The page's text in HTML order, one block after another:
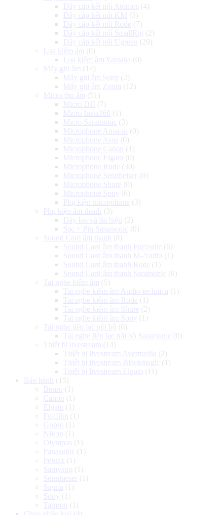
Dây cáp kết nối Atomos (4)
Dây cáp kết nối KM (3)
Dây cáp kết nối Rode (7)
Dây cáp kết nối SmallRig (2)
Dây cáp kết nối Ugreen
(29)
Loa kiểm âm (0)
Loa kiểm âm Yamaha (0)
Máy ghi âm (14)
Máy ghi âm Sony (2)
Máy ghi âm Zoom (12)
Micro thu âm (51)
Micro DJI (7)
Micro Insta360 (1)
Micro Saramonic (3)
Microphone Amaran
(0)
Microphone Asus (0)
Microphone Canon
(1)
Microphone Elgato (0)
Microphone Rode (30)
Microphone Sennheiser
(0)
Microphone Shure (0)
Microphone Sony (6)
Phụ kiện microphone (3)
Phụ kiện âm thanh
(3)
Dây loa và tín hiệu
(2)
Sạc + Pin Saramonic (0)
Sound Card âm thanh
(8)
Sound Card âm thanh Focusrite (6)
Sound Card âm thanh M-Audio (1)
Sound Card âm thanh Rode (1)
Sound Card âm thanh Saramonic (0)
Tai nghe kiểm âm (5)
Tai nghe kiểm âm Audio-technica (1)
Tai nghe kiểm âm Rode (1)
Tai nghe kiểm âm Shure (2)
Tai nghe kiểm âm Sony (1)
Tai nghe liên lạc nội bộ (0)
Tai nghe liên lạc nội bộ Saramonic (0)
Thiết bị livestream (14)
Thiết bị livestream Avermedia (2)
Thiết bị livestream Blackmagic (1)
Thiết bị livestream Elgato (11)
Bảo hành
(15)
Benro (1)
Canon
(1)
Elgato (1)
Fujifilm (1)
Gopro (1)
Nikon
(1)
Olympus (1)
Panasonic (1)
Pentax (1)
Samyang (1)
Sennhieser
(1)
Sigma (1)
Sony (1)
Tamron
(1)